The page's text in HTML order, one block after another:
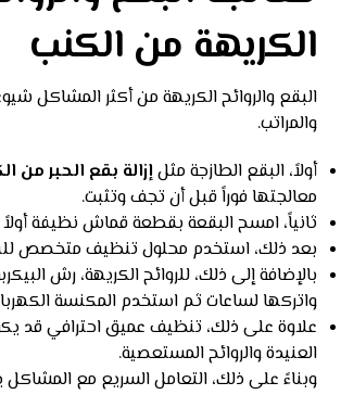
الكريهة من الكنب
البقع والروائح الكريهة من أكثر المشاكل
والمراتب.
أولاً، البقع الطازجة مثلإزالة بقع الحبر من
معالجتها فوراً قبل أن تجف وتثبت.
ثانياً، امسح البقعة بقطعة قماش نظيفة
بعد ذلك، استخدم محلول تنظيف متخصص
بالإضافة إلى ذلك، للروائح الكريهة، رش
واتركها لساعات ثم استخدم المكنسة
علاوة على ذلك، تنظيف عميق احترافي قد
العنيدة والروائح المستعصية.
وبناءً على ذلك، التعامل السريع مع المشاكل